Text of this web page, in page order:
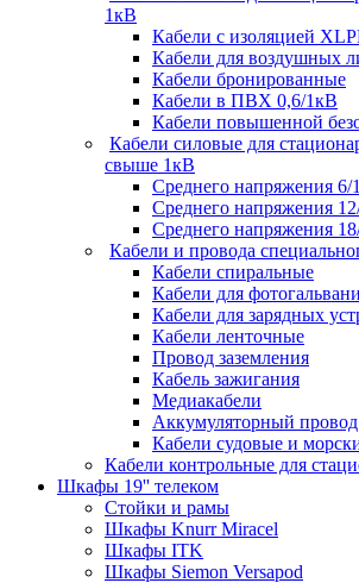
1кВ
Кабели c изоляцией
Кабели для воздушных
Кабели бронированные
Кабели в ПВХ 0,6/1кВ
Кабели повышенной
Кабели силовые для
свыше 1кВ
Среднего напряжения 6/
Среднего напряжения
Среднего напряжения
Кабели и провода
Кабели спиральные
Кабели для
Кабели для зарядных
Кабели ленточные
Провод заземления
Кабель зажигания
Медиакабели
Аккумуляторный провод
Кабели судовые и
Кабели контрольные для
Шкафы 19'' телеком
Стойки и рамы
Шкафы Knurr Miracel
Шкафы ITK
Шкафы Siemon Versapod